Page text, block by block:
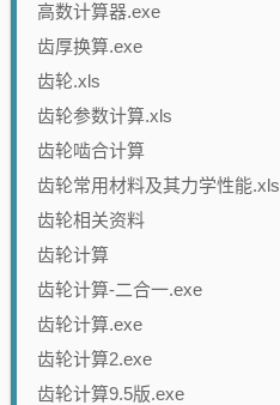
高数计算器.exe
齿厚换算.exe
齿轮.xls
齿轮参数计算.xls
齿轮啮合计算
齿轮常用材料及其力学性能.xls
齿轮相关资料
齿轮计算
齿轮计算-二合一.exe
齿轮计算.exe
齿轮计算2.exe
齿轮计算9.5版.exe